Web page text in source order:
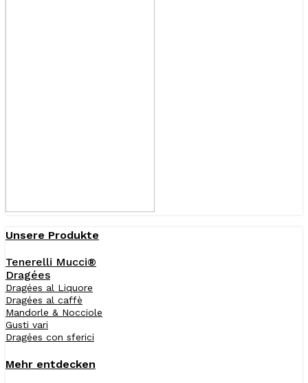
Unsere Produkte
Tenerelli Mucci®
Dragées
Dragées al Liquore
Dragées al caffè
Mandorle & Nocciole
Gusti vari
Dragées con sferici
Mehr entdecken